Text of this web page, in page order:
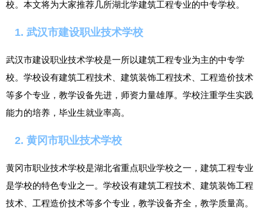
校。本文将为大家推荐几所湖北学建筑工程专业的中专学校。
1. 武汉市建设职业技术学校
武汉市建设职业技术学校是一所以建筑工程专业为主的中专学
校。学校设有建筑工程技术、建筑装饰工程技术、工程造价技术
等多个专业，教学设备先进，师资力量雄厚。学校注重学生实践
能力的培养，毕业生就业率高。
2. 黄冈市职业技术学校
黄冈市职业技术学校是湖北省重点职业学校之一，建筑工程专业
是学校的特色专业之一。学校设有建筑工程技术、建筑装饰工程
技术、工程造价技术等多个专业，教学设备齐全，教学质量高。